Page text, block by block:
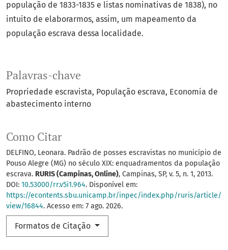
Palavras-chave
Propriedade escravista População escrava Economia de
abastecimento interno
Como Citar
DELFINO, Leonara. Padrão de posses escravistas no município de
Pouso Alegre (MG) no século XIX: enquadramentos da população
escrava. RURIS (Campinas, Online), Campinas, SP, v. 5, n. 1, 2013.
DOI: 10.53000/rr.v5i1.964. Disponível em:
https://econtents.sbu.unicamp.br/inpec/index.php/ruris/article/
view/16844. Acesso em: 7 ago. 2026.
Formatos de Citação
população de 1833-1835 e listas nominativas de 1838), no
intuito de elaborarmos, assim, um mapeamento da
população escrava dessa localidade.